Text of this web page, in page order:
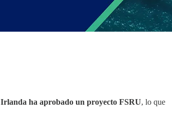
Irlanda ha aprobado un proyecto FSRU, lo que